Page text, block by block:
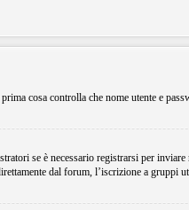
cosa controlla che nome utente e
se è necessario registrarsi per
dal forum, l’iscrizione a gruppi